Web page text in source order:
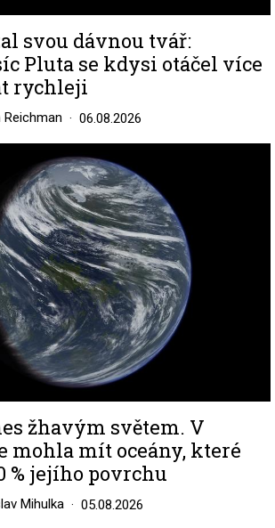
svou dávnou tvář:
Pluta se kdysi otáčel více
rychleji
Reichman 06.08.2026
žhavým světem. V
mohla mít oceány, které
% jejího povrchu
Mihulka 05.08.2026